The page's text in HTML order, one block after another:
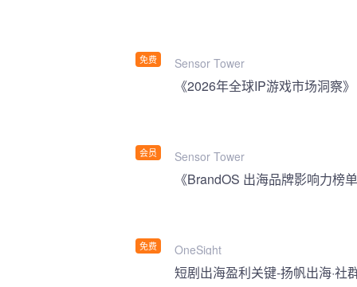
免费 Sensor Tower
会员
《2026年全球IP游戏市场洞察》
Sensor Tower
免费
《BrandOS 出海品牌影响力榜
OneSight
短剧出海盈利关键-扬帆出海·社